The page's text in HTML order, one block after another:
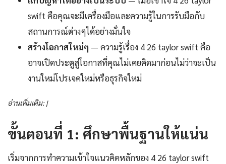
swift คือคุณจะมีเครื่องมือและความรู้ในการรับมือกับ
สถานการณ์ต่างๆได้อย่างมั่นใจ
สร้างโอกาสใหม่ๆ — ความรู้เรื่อง 4 26 taylor swift คือ
อาจเปิดประตูสู่โอกาสที่คุณไม่เคยคิดมาก่อนไม่ว่าจะเป็น
งานใหม่โปรเจคใหม่หรือธุรกิจใหม่
อ่านเพิ่มเติม: |
ขั้นตอนที่ 1: ศึกษาพื้นฐานให้แน่น
เริ่มจากการทำความเข้าใจแนวคิดหลักของ 4 26 taylor swift